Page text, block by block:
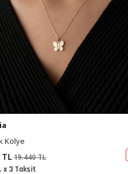
Göz Charm Kolye Ucu
TL28.758 TL
x 3 Taksit